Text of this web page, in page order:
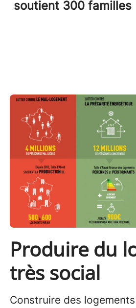
soutient 300 familles
Produire du
très social
Construire des